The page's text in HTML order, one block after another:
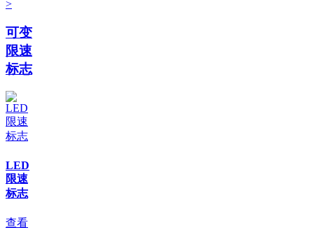
>
可变
限速
标志
LED
限速
标志
查看